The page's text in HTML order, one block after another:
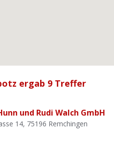
ergab 9 Treffer
und Rudi Walch GmbH
14, 75196 Remchingen